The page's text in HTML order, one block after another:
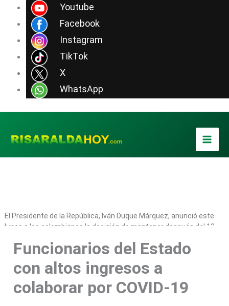
Youtube
Facebook
Instagram
TikTok
X
WhatsApp
contenido
El Presidente de la República, Iván Duque Márquez, anunció este
lunes a los colombianos la decisión de mantener después del 13
Cuarentena Nacional por 14 días.
Funcionarios del Estado
con altos ingresos a
colaborar por COVID-19